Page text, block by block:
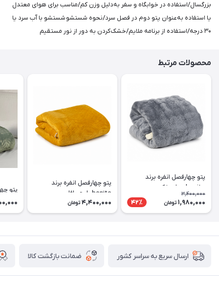
بزرگسال/استفاده در خوابگاه و سفر به‌دلیل وزن کم/مناسب برای هوای معتدل
یا استفاده به‌عنوان پتو دوم در فصل سرد/نحوه شستشو شستشو با آب سرد یا
۳۰ درجه/استفاده از برنامه ملایم/خشک‌کردن به دور از نور مستقیم
محصولات مرتبط
پتو چهارفصل ۱نفره برند
bonito مدل پفکی
3,400,000
1,980,000 تومان 42٪
پتو چهارفصل ۱نفره برند
bonito طرح وافل
4,400,000 تومان
پتو
ارسال سریع به سراسر کشور ضمانت بازگشت کالا